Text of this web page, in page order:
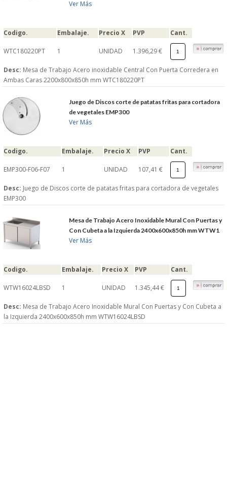
Ver Más
Codigo. Embalaje. Precio X PVP Cant.
WTC180220PT 1 UNIDAD 1.396,29 €
Desc: Mesa de Trabajo Acero inoxidable Central Con Puerta Corredera en
Ambas Caras 2200x800x850h mm WTC180220PT
Juego de Discos corte de patatas fritas para cortadora
de vegetales EMP300
Ver Más
Codigo. Embalaje. Precio X PVP Cant.
EMP300-F06-F07 1 UNIDAD 107,41 €
Desc: Juego de Discos corte de patatas fritas para cortadora de vegetales
EMP300
Mesa de Trabajo Acero Inoxidable Mural Con Puertas y
Con Cubeta a la Izquierda 2400x600x850h mm WTW1
Ver Más
Codigo. Embalaje. Precio X PVP Cant.
WTW16024LBSD 1 UNIDAD 1.345,44 €
Desc: Mesa de Trabajo Acero Inoxidable Mural Con Puertas y Con Cubeta a
la Izquierda 2400x600x850h mm WTW16024LBSD